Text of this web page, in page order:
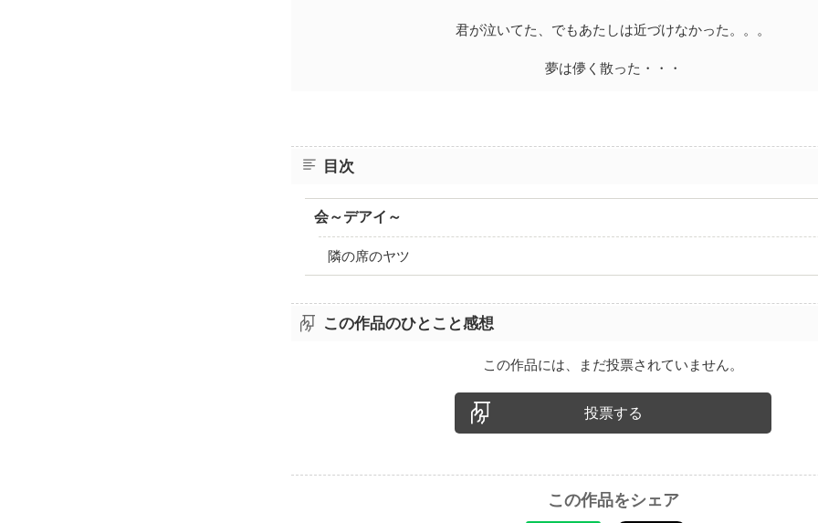
君が泣いてた、でもあたしは近づけなかった。。。
夢は儚く散った・・・
目次
会～デアイ～
隣の席のヤツ
この作品のひとこと感想
この作品には、まだ投票されていません。
投票する
この作品をシェア